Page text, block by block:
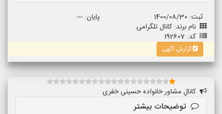
ثبت: 1400/08/30
پایان: ---
نام برند: کانال تلگرامی
کد: 192607
گزارش آگهی
کانال مشاور خانواده حسینی خفری
توضیحات بیشتر